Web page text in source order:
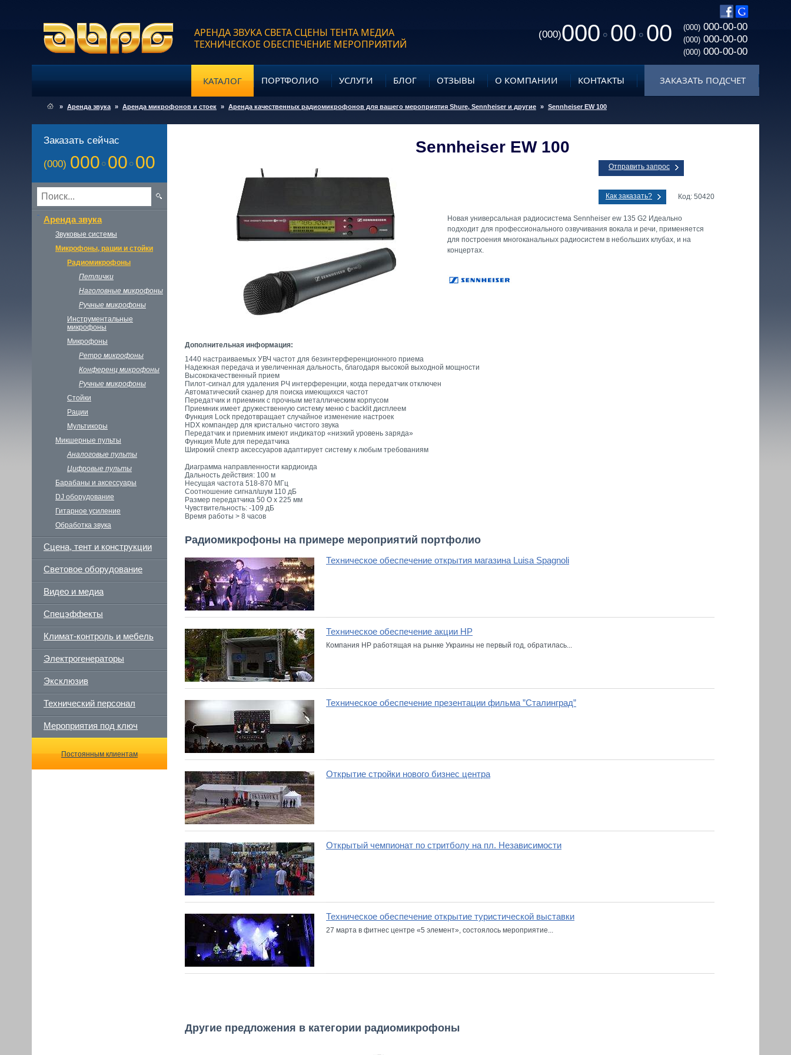
АРЕНДА ЗВУКА СВЕТА СЦЕНЫ ТЕНТА МЕДИА
ТЕХНИЧЕСКОЕ ОБЕСПЕЧЕНИЕ МЕРОПРИЯТИЙ
(000)000 00 00 (000) 000-00-00
(000) 000-00-00
(000) 000-00-00
КАТАЛОГ ПОРТФОЛИО УСЛУГИ БЛОГ ОТЗЫВЫ О КОМПАНИИ КОНТАКТЫ ЗАКАЗАТЬ ПОДСЧЕТ
» Аренда звука » Аренда микрофонов и стоек » Аренда качественных радиомикрофонов для вашего мероприятия Shure, Sennheiser и другие » Sennheiser EW 100
Заказать сейчас
(000) 000 00 00
Аренда звука
Звуковые системы
Микрофоны, рации и стойки
Радиомикрофоны
Петлички
Наголовные микрофоны
Ручные микрофоны
Инструментальные
микрофоны
Микрофоны
Ретро микрофоны
Конференц микрофоны
Ручные микрофоны
Стойки
Рации
Мультикоры
Микшерные пульты
Аналоговые пульты
Цифровые пульты
Барабаны и аксессуары
DJ oборудование
Гитарное усиление
Обработка звука
Сцена, тент и конструкции
Световое оборудование
Видео и медиа
Спецэффекты
Климат-контроль и мебель
Электрогенераторы
Эксклюзив
Технический персонал
Мероприятия под ключ
Постоянным клиентам
Sennheiser EW 100
Отправить запрос
Как заказать? Код: 50420
Новая универсальная радиосистема Sennheiser ew 135 G2 Идеально
подходит для профессионального озвучивания вокала и речи, применяется
для построения многоканальных радиосистем в небольших клубах, и на
концертах.
Дополнительная информация:
1440 настраиваемых УВЧ частот для безинтерференционного приема
Надежная передача и увеличенная дальность, благодаря высокой выходной мощности
Высококачественный прием
Пилот-сигнал для удаления РЧ интерференции, когда передатчик отключен
Автоматический сканер для поиска имеющихся частот
Передатчик и приемник с прочным металлическим корпусом
Приемник имеет дружественную систему меню с backlit дисплеем
Функция Lock предотвращает случайное изменение настроек
HDX компандер для кристально чистого звука
Передатчик и приемник имеют индикатор «низкий уровень заряда»
Функция Mute для передатчика
Широкий спектр аксессуаров адаптирует систему к любым требованиям
Диаграмма направленности кардиоида
Дальность действия: 100 м
Несущая частота 518-870 МГц
Соотношение сигнал/шум 110 дБ
Размер передатчика 50 O х 225 мм
Чувствительность: -109 дБ
Время работы > 8 часов
Радиомикрофоны на примере мероприятий портфолио
Техническое обеспечение открытия магазина Luisa Spagnoli
Техническое обеспечение акции HP
Компания HP работящая на рынке Украины не первый год, обратилась...
Техническое обеспечение презентации фильма ”Сталинград”
Открытие стройки нового бизнес центра
Открытый чемпионат по стритболу на пл. Независимости
Техническое обеспечение открытие туристической выставки
27 марта в фитнес центре «5 элемент», состоялось мероприятие...
Другие предложения в категории радиомикрофоны